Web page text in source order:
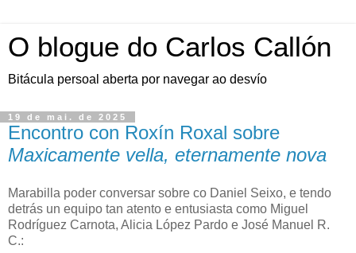
O blogue do Carlos Callón
Bitácula persoal aberta por navegar ao desvío
19 de mai. de 2025
Encontro con Roxín Roxal sobre
Maxicamente vella, eternamente nova
Marabilla poder conversar sobre co Daniel Seixo, e tendo
detrás un equipo tan atento e entusiasta como Miguel
Rodríguez Carnota, Alicia López Pardo e José Manuel R.
C.: